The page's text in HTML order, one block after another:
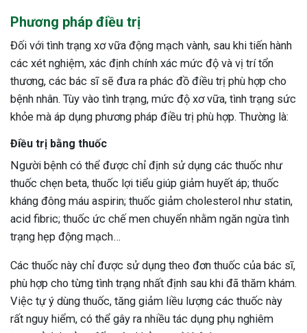
Phương pháp điều trị
Đối với tình trạng xơ vữa động mạch vành, sau khi tiến hành
các xét nghiệm, xác định chính xác mức độ và vị trí tổn
thương, các bác sĩ sẽ đưa ra phác đồ điều trị phù hợp cho
bệnh nhân. Tùy vào tình trạng, mức độ xơ vữa, tình trạng sức
khỏe mà áp dụng phương pháp điều trị phù hợp. Thường là:
Điều trị bằng thuốc
Người bệnh có thể được chỉ định sử dụng các thuốc như
thuốc chẹn beta, thuốc lợi tiểu giúp giảm huyết áp; thuốc
kháng đông máu aspirin; thuốc giảm cholesterol như statin,
acid fibric; thuốc ức chế men chuyển nhằm ngăn ngừa tình
trạng hẹp động mạch…
Các thuốc này chỉ được sử dụng theo đơn thuốc của bác sĩ,
phù hợp cho từng tình trạng nhất định sau khi đã thăm khám.
Việc tự ý dùng thuốc, tăng giảm liều lượng các thuốc này
rất nguy hiểm, có thể gây ra nhiều tác dụng phụ nghiêm